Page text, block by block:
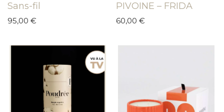
Sans-fil
95,00 €
PIVOINE – FRIDA
60,00 €